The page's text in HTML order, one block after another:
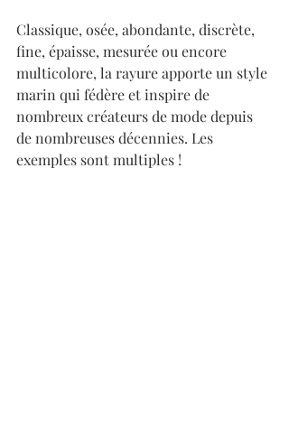
Classique, osée, abondante, discrète,
fine, épaisse, mesurée ou encore
multicolore, la rayure apporte un style
marin qui fédère et inspire de
nombreux créateurs de mode depuis
de nombreuses décennies. Les
exemples sont multiples !